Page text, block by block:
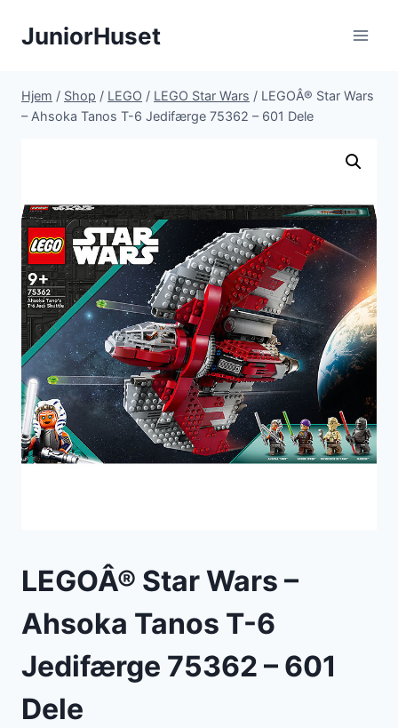
JuniorHuset
Hjem / Shop / LEGO / LEGO Star Wars / LEGOÂ® Star Wars
– Ahsoka Tanos T-6 Jedifærge 75362 – 601 Dele
LEGOÂ® Star Wars –
Ahsoka Tanos T-6
Jedifærge 75362 – 601
Dele